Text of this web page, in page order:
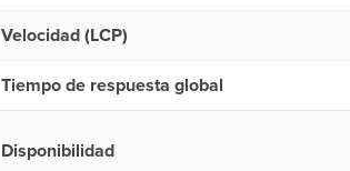
Velocidad (LCP)
Tiempo de respuesta global
Disponibilidad